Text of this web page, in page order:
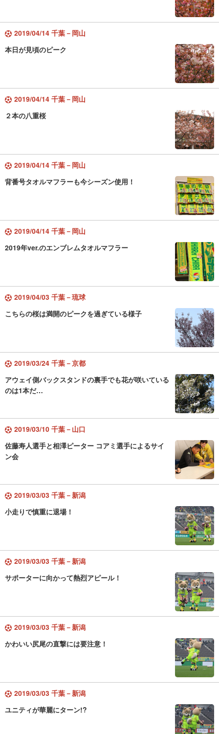
2019/04/14 千葉－岡山
本日が見頃のピーク
2019/04/14 千葉－岡山
２本の八重桜
2019/04/14 千葉－岡山
背番号タオルマフラーも今シーズン使用！
2019/04/14 千葉－岡山
2019年ver.のエンブレムタオルマフラー
2019/04/03 千葉－琉球
こちらの桜は満開のピークを過ぎている様子
2019/03/24 千葉－京都
アウェイ側バックスタンドの裏手でも花が咲いている
のは1本だ…
2019/03/10 千葉－山口
佐藤寿人選手と相澤ピーター コアミ選手によるサイ
ン会
2019/03/03 千葉－新潟
小走りで慎重に退場！
2019/03/03 千葉－新潟
サポーターに向かって熱烈アピール！
2019/03/03 千葉－新潟
かわいい尻尾の直撃には要注意！
2019/03/03 千葉－新潟
ユニティが華麗にターン!?